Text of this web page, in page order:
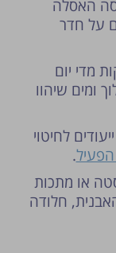
האסלה
על חדר
מדי יום
ומים שיהוו
לחיטוי
.
או מתכות
חלודה